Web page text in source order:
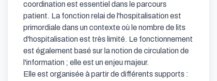
coordination est essentiel dans le parcours
patient. La fonction relai de l'hospitalisation est
primordiale dans un contexte où le nombre de lits
d'hospitalisation est très limité. Le fonctionnement
est également basé sur la notion de circulation de
l'information ; elle est un enjeu majeur.
Elle est organisée à partir de différents supports :